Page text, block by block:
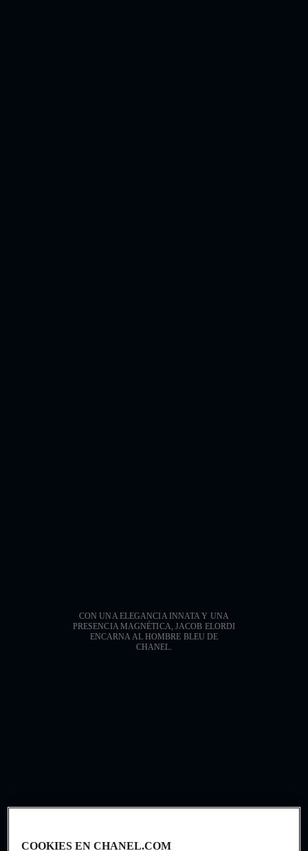
CON UNA ELEGANCIA INNATA Y UNA
PRESENCIA MAGNÉTICA, JACOB ELORDI
ENCARNA AL HOMBRE BLEU DE
CHANEL.
Con una elegancia innata y una
COOKIES EN CHANEL.COM